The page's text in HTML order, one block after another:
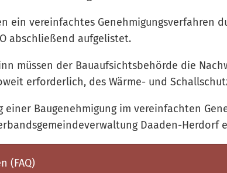
ein vereinfachtes Genehmigungsverfahren
abschließend aufgelistet.
müssen der Bauaufsichtsbehörde die
erforderlich, des Wärme- und
einer Baugenehmigung im vereinfachten
Daaden-Herdorf
(FAQ)